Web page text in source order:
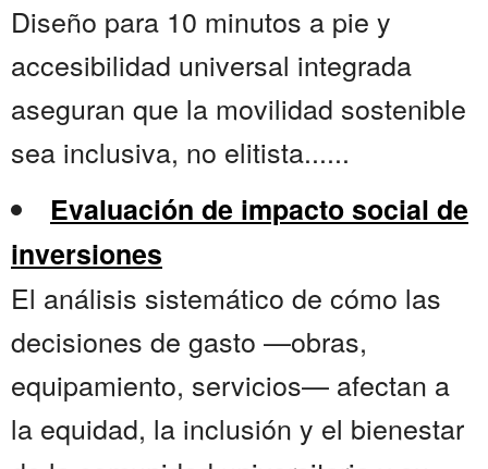
Diseño para 10 minutos a pie y
accesibilidad universal integrada
aseguran que la movilidad sostenible
sea inclusiva, no elitista......
Evaluación de impacto social de
inversiones
El análisis sistemático de cómo las
decisiones de gasto —obras,
equipamiento, servicios— afectan a
la equidad, la inclusión y el bienestar